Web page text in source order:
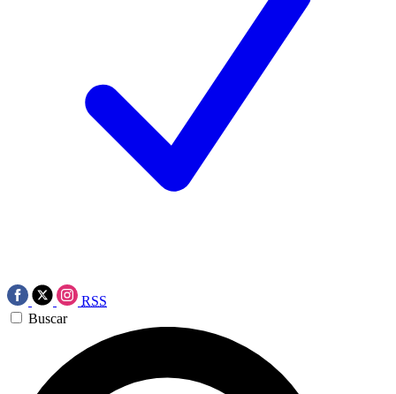
RSS
Buscar